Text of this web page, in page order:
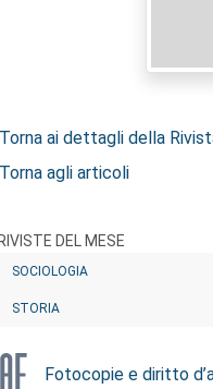
ai dettagli della
agli articoli
DEL MESE
SOCIOLOGIA
STORIA
Fotocopie e diritto